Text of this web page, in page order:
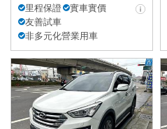
里程保證
實車實價
友善試車
非多元化營業用車